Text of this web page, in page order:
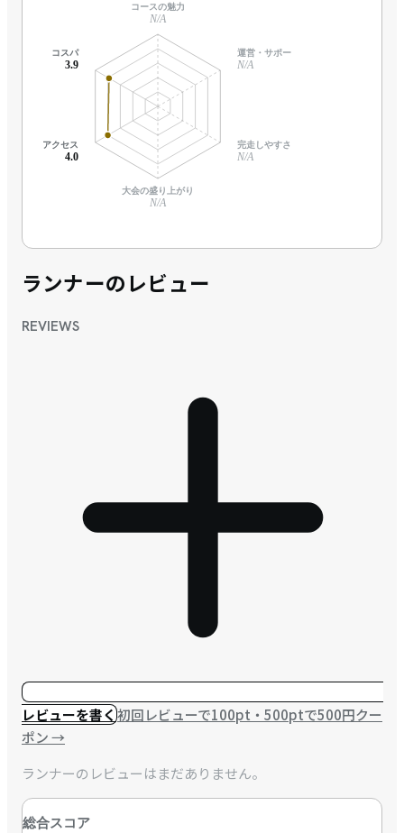
コースの魅力
N/A
運営・サポート
N/A
完走しやすさ
N/A
大会の盛り上がり
N/A
アクセス
4.0
コスパ
3.9
ランナーのレビュー
REVIEWS
レビューを書く初回レビューで100pt・500ptで500円クー
ポン→
ランナーのレビューはまだありません。
総合スコア